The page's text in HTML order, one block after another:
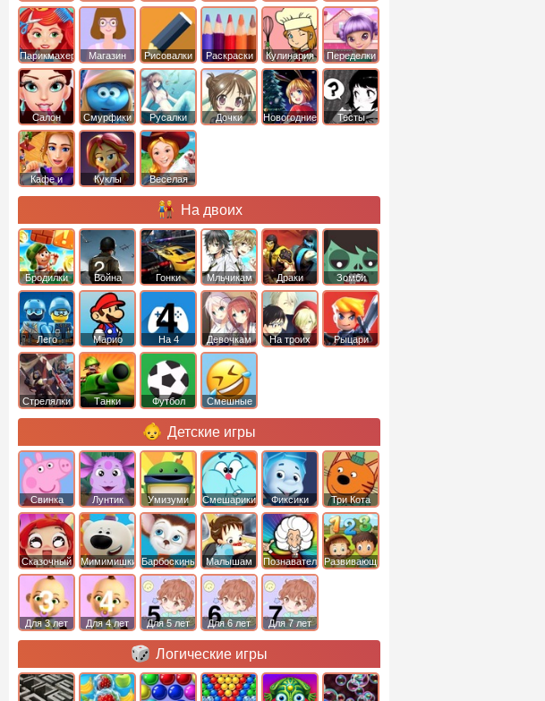
Парикмахер Магазин Рисовалки Раскраски Кулинария Переделки
Салон Смурфики Русалки Дочки Новогодние Тесты
Кафе и
Куклы
Веселая
На двоих
Бродилки Война Гонки Мльчикам Драки Зомби
Лего Марио На 4 Девочкам На троих Рыцари
Стрелялки Танки Футбол Смешные
Детские игры
Свинка
Пеппа
Лунтик Умизуми Смешарики Фиксики Три Кота
Сказочный
патруль
Мимимишки Барбоскины Малышам ПознавательныеРазвивающие
Для 3 лет Для 4 лет Для 5 лет Для 6 лет Для 7 лет
Логические игры